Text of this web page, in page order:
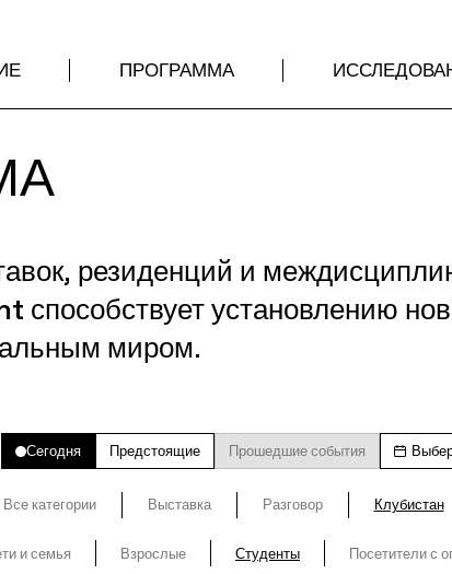
ПРОГРАММА
резиденций и
способствует установлению
миром.
Сегодня Предстоящие Прошедшие события
Все категории Выставка Разговор Клубистан
и семья Взрослые Студенты Посетители с